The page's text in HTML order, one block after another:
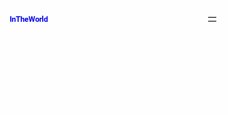
至InTheWorld